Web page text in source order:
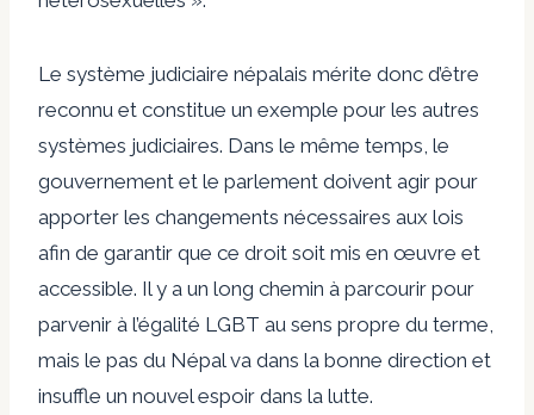
Le système judiciaire népalais mérite donc d’être
reconnu et constitue un exemple pour les autres
systèmes judiciaires. Dans le même temps, le
gouvernement et le parlement doivent agir pour
apporter les changements nécessaires aux lois
afin de garantir que ce droit soit mis en œuvre et
accessible. Il y a un long chemin à parcourir pour
parvenir à l’égalité LGBT au sens propre du terme,
mais le pas du Népal va dans la bonne direction et
insuffle un nouvel espoir dans la lutte.